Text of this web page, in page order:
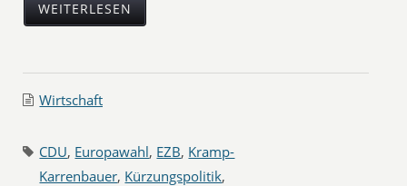
WEITERLESEN
Wirtschaft
CDU, Europawahl, EZB, Kramp-
Karrenbauer, Kürzungspolitik,